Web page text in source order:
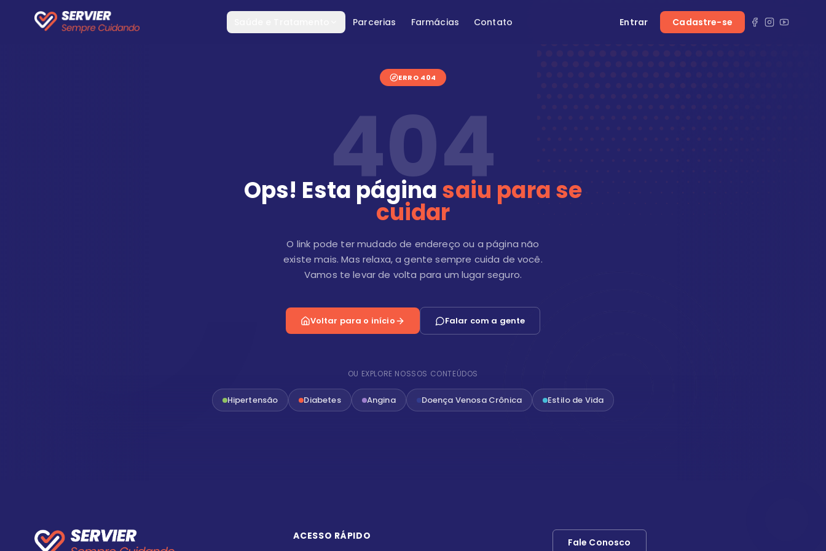
Parcerias Farmácias Contato Entrar Cadastre-se
ERRO 404
404
Ops! Esta páginasaiu para se
cuidar
O link pode ter mudado de endereço ou a página não
existe mais. Mas relaxa, a gente sempre cuida de você.
Vamos te levar de volta para um lugar seguro.
Voltar para o início Falar com a gente
OU EXPLORE NOSSOS CONTEÚDOS
Hipertensão Diabetes Angina Doença Venosa Crônica Estilo de Vida
ACESSO RÁPIDO
Fale Conosco